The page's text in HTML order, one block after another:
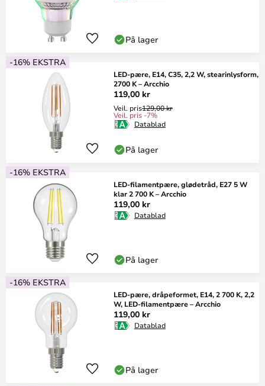
På lager
-16% EKSTRA
LED-pære, E14, C35, 2,2 W, stearinlysform,
2700 K – Arcchio
119,00 kr
Veil. pris129,00 kr
Veil. pris -7%
Datablad
På lager
-16% EKSTRA
LED-filamentpære, glødetråd, E27 5 W
klar 2 700 K – Arcchio
119,00 kr
Datablad
På lager
-16% EKSTRA
LED-pære, dråpeformet, E14, 2 700 K, 2,2
W, LED-filamentpære – Arcchio
119,00 kr
Datablad
På lager